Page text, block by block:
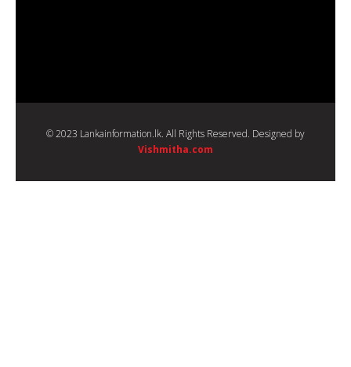
© 2023 Lankainformation.lk. All Rights Reserved. Designed by
Vishmitha.com